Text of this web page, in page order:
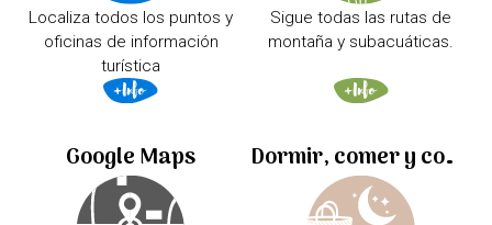
Localiza todos los puntos y
oficinas de información
turística
Sigue todas las rutas de
montaña y subacuáticas.
Google Maps Dormir, comer y comprar